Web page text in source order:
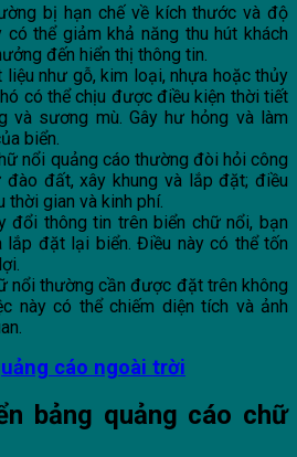
bị hạn chế về kích thước và độ
có thể giảm khả năng thu hút khách
đến hiển thị thông tin.
như gỗ, kim loại, nhựa hoặc thủy
có thể chịu được điều kiện thời tiết
và sương mù. Gây hư hỏng và làm
biển.
nổi quảng cáo thường đòi hỏi công
đất, xây khung và lắp đặt; điều
thời gian và kinh phí.
đổi thông tin trên biển chữ nổi, bạn
lắp đặt lại biển. Điều này có thể tốn
nổi thường cần được đặt trên không
này có thể chiếm diện tích và ảnh
cáo ngoài trời
bảng quảng cáo chữ